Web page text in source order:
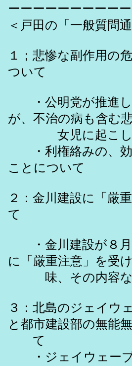
ーーーーーーーーーー
＜戸田の「一般質問
１；悲惨な副作用の
ついて
・公明党が推進し
が、不治の病も含む
女児に起こして
・利権絡みの、効
ことについて
２：金川建設に「厳
て
・金川建設が８月
に「厳重注意」を受
味、その内容な
３：北島のジェイウ
と都市建設部の無能
て
・ジェイウェーブ